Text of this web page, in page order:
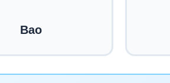
Bao